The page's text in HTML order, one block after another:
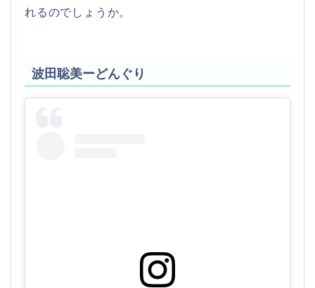
れるのでしょうか。
波田聡美ーどんぐり